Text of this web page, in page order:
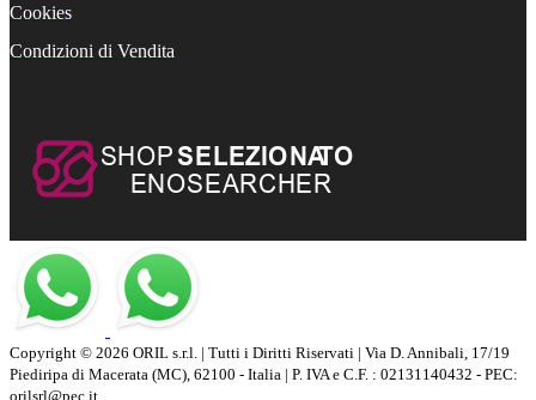
Cookies
Condizioni di Vendita
Copyright © 2026 ORIL s.r.l. | Tutti i Diritti Riservati | Via D. Annibali, 17/19
Piediripa di Macerata (MC), 62100 - Italia | P. IVA e C.F. : 02131140432 - PEC:
orilsrl@pec.it